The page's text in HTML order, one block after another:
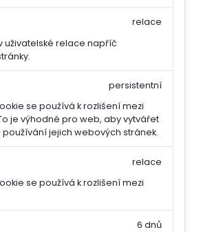
uživatelské relace napříč
relace
se používá k rozlišení mezi
je výhodné pro web, aby vytvářet
jejich webových stránek.
persistentní
se používá k rozlišení mezi
relace
6 dnů